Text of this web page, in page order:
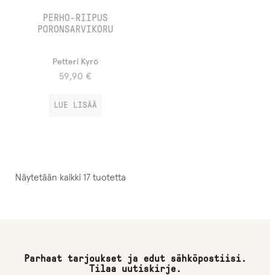
PERHO-RIIPUS
PORONSARVIKORU
Petteri Kyrö
59,90 €
LUE LISÄÄ
Näytetään kaikki 17 tuotetta
Parhaat tarjoukset ja edut sähköpostiisi.
Tilaa uutiskirje.